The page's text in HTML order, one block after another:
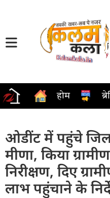
होम
ओडींट में पहुंचे
मीणा, किया
निरीक्षण, दिए
लाभ पहुंचाने के